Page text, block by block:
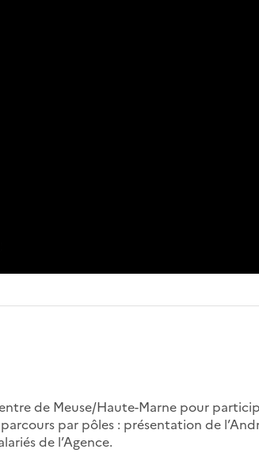
de Meuse/Haute-Marne pour
par pôles : présentation de
de l’Agence.